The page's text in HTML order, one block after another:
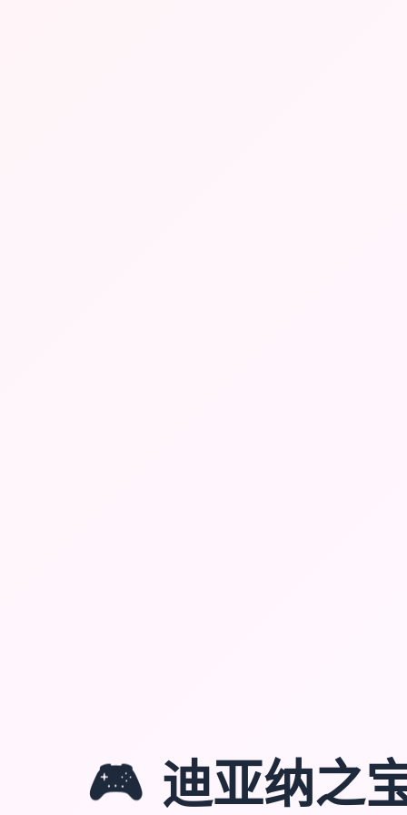
🎮 迪亚纳之